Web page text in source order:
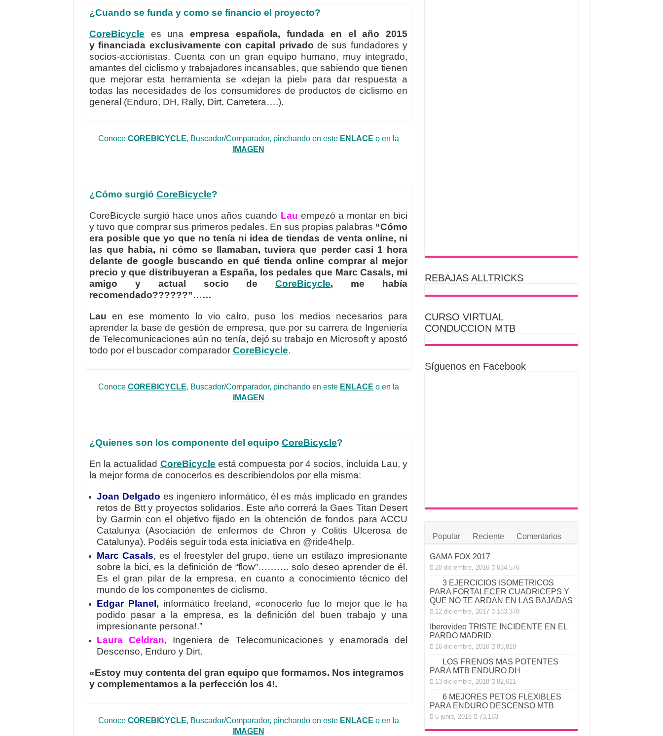
¿Cuando se funda y como se financio el proyecto?
CoreBicycle es unaempresa española,
fundada en el año 2015
y financiada exclusivamente con capital privado de sus fundadores y
socios-accionistas. Cuenta con un gran equipo humano, muy integrado,
amantes del ciclismo y trabajadores incansables, que sabiendo que tienen
que mejorar esta herramienta se «dejan la piel» para dar respuesta a
todas las necesidades de los consumidores de productos de ciclismo en
general (Enduro, DH, Rally, Dirt, Carretera….).
Conoce COREBICYCLE, Buscador/Comparador, pinchando en este ENLACE o en la
IMAGEN
¿Cómo surgió CoreBicycle?
CoreBicycle surgió hace unos años cuando Lau empezó a montar en bici
y tuvo que comprar sus primeros pedales. En sus propias palabras “Cómo
era posible que yo que no tenía ni idea de tiendas de venta online, ni
las que había, ni cómo se llamaban, tuviera que perder casi 1 hora
delante de google buscando en qué tienda online comprar al mejor
precio y que distribuyeran a España, los pedales que Marc Casals, mi
amigo y actual socio deCoreBicycle, me había
recomendado??????”……
Lau en ese momento lo vio calro, puso los medios necesarios para
aprender la base de gestión de empresa, que por su carrera de Ingeniería
de Telecomunicaciones aún no tenía, dejó su trabajo en Microsoft y apostó
todo por el buscador comparador CoreBicycle.
Conoce COREBICYCLE, Buscador/Comparador, pinchando en este ENLACE o en la
IMAGEN
¿Quienes son los componente del equipo CoreBicycle?
En la actualidad CoreBicycle está compuesta por 4 socios, incluida Lau, y
la mejor forma de conocerlos es describiendolos por ella misma:
Joan Delgado es ingeniero informático, él es más implicado en grandes
retos de Btt y proyectos solidarios. Este año correrá la Gaes Titan Desert
by Garmin con el objetivo fijado en la obtención de fondos para ACCU
Catalunya (Asociación de enfermos de Chron y Colitis Ulcerosa de
Catalunya). Podéis seguir toda esta iniciativa en @ride4help.
Marc Casals, es el freestyler del grupo, tiene un estilazo impresionante
sobre la bici, es la definición de “flow”………. solo deseo aprender de él.
Es el gran pilar de la empresa, en cuanto a conocimiento técnico del
mundo de los componentes de ciclismo.
Edgar Planel, informático freeland, «conocerlo fue lo mejor que le ha
podido pasar a la empresa, es la definición del buen trabajo y una
impresionante persona!.”
Laura Celdran, Ingeniera de Telecomunicaciones y enamorada del
Descenso, Enduro y Dirt.
«Estoy muy contenta del gran equipo que formamos. Nos integramos
y complementamos a la perfección los 4!.
Conoce COREBICYCLE, Buscador/Comparador, pinchando en este ENLACE o en la
IMAGEN
REBAJAS ALLTRICKS
CURSO VIRTUAL
CONDUCCION MTB
Síguenos en Facebook
Popular Reciente Comentarios
GAMA FOX 2017
20 diciembre, 2016 634,576
3 EJERCICIOS ISOMETRICOS
PARA FORTALECER CUADRICEPS Y
QUE NO TE ARDAN EN LAS BAJADAS
12 diciembre, 2017 183,378
Iberovideo TRISTE INCIDENTE EN EL
PARDO MADRID
16 diciembre, 2016 83,819
LOS FRENOS MAS POTENTES
PARA MTB ENDURO DH
13 diciembre, 2018 82,611
6 MEJORES PETOS FLEXIBLES
PARA ENDURO DESCENSO MTB
5 junio, 2018 73,183